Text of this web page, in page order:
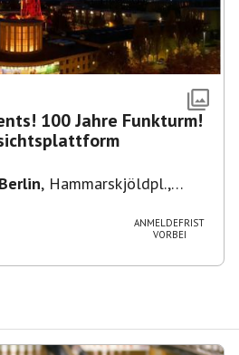
100 Jahre Funkturm!
, Hammarskjöldpl.,
ANMELDEFRIST
VORBEI